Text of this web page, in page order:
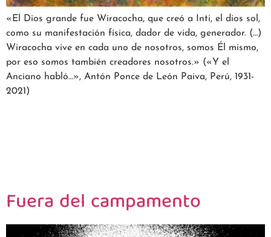
«El Dios grande fue Wiracocha, que creó a Inti, el dios sol,
como su manifestación física, dador de vida, generador. (…)
Wiracocha vive en cada uno de nosotros, somos Él mismo,
por eso somos también creadores nosotros.» («Y el
Anciano habló…», Antón Ponce de León Paiva, Perú, 1931-
2021)
Fuera del campamento